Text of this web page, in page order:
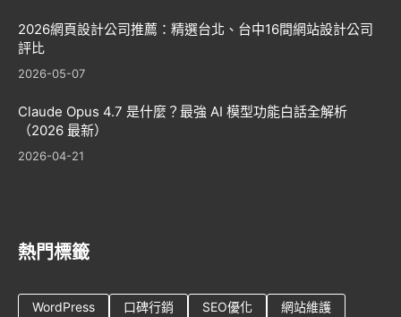
2026網頁設計公司推薦：精選台北、台中16間網站設計公司
評比
2026-05-07
Claude Opus 4.7 是什麼？最強 AI 模型功能白話全解析
（2026 最新）
2026-04-21
熱門標籤
WordPress 口碑行銷 SEO優化
網站維護